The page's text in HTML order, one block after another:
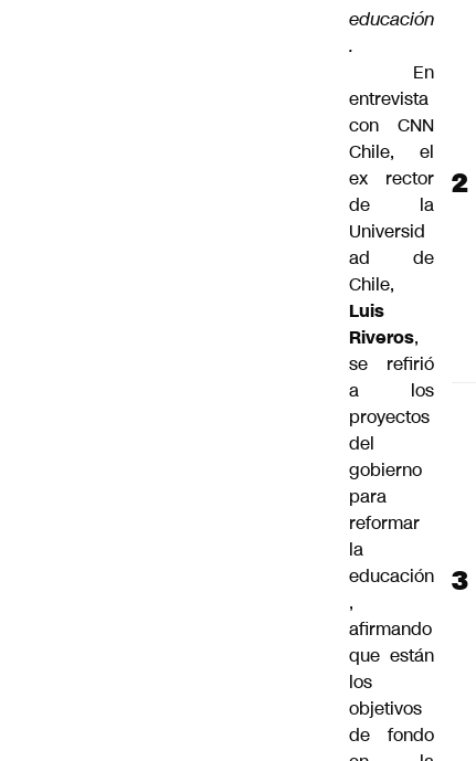
educación
.
En
entrevista
con CNN
Chile, el
ex rector
de la
Universid
ad de
Chile,
Luis
Riveros,
se refirió
a los
proyectos
del
gobierno
para
reformar
la
educación
,
afirmando
que están
los
objetivos
de fondo